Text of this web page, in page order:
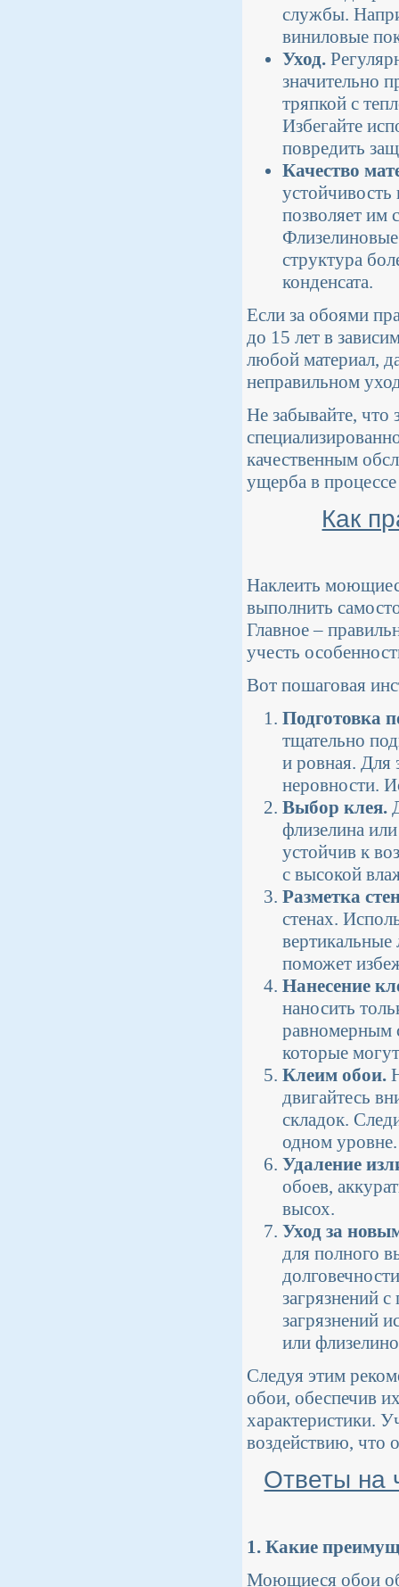
службы.
виниловые
Уход.
значительно
тряпкой с
Избегайте
повредить
Качество
устойчивость
позволяет им
структура
конденсата.
Если за обоями
до 15 лет в
любой материал,
неправильном
Не забывайте, что
качественным
ущерба в процессе
Как
Наклеить
выполнить
Главное –
учесть
Вот пошаговая
Подготовка
тщательно
и ровная. Для
неровности.
Выбор клея.
флизелина
устойчив к
с высокой
Разметка
стенах.
поможет
Нанесение
наносить
равномерным
которые
Клеим обои.
двигайтесь
складок.
одном уровне.
Удаление
обоев,
высох.
Уход за
для полного
загрязнений
загрязнений
или
Следуя этим
обои, обеспечив
характеристики.
воздействию, что
Ответы на
1. Какие
Моющиеся обои